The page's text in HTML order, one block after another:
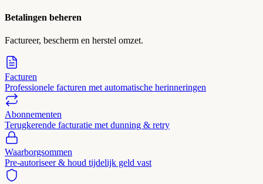
Betalingen beheren
Factureer, bescherm en herstel omzet.
Facturen
Professionele facturen met automatische herinneringen
Abonnementen
Terugkerende facturatie met dunning & retry
Waarborgsommen
Pre-autoriseer & houd tijdelijk geld vast